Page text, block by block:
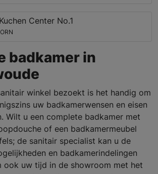
Center No.1
badkamer in
winkel bezoekt is het handig om
uw badkamerwensen en eisen
Wilt u een complete badkamer met
of een badkamermeubel
de sanitair specialist kan u de
en badkamerindelingen
ook uw tijd in de showroom met het